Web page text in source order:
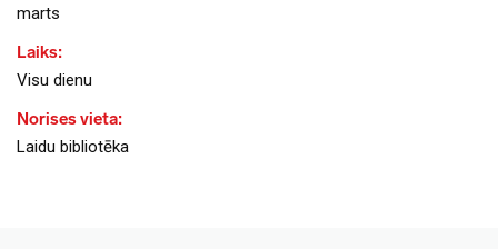
marts
Laiks:
Visu dienu
Norises vieta:
Laidu bibliotēka